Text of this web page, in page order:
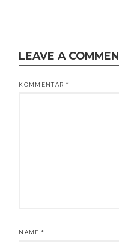
LEAVE A
KOMMENTAR *
NAME*